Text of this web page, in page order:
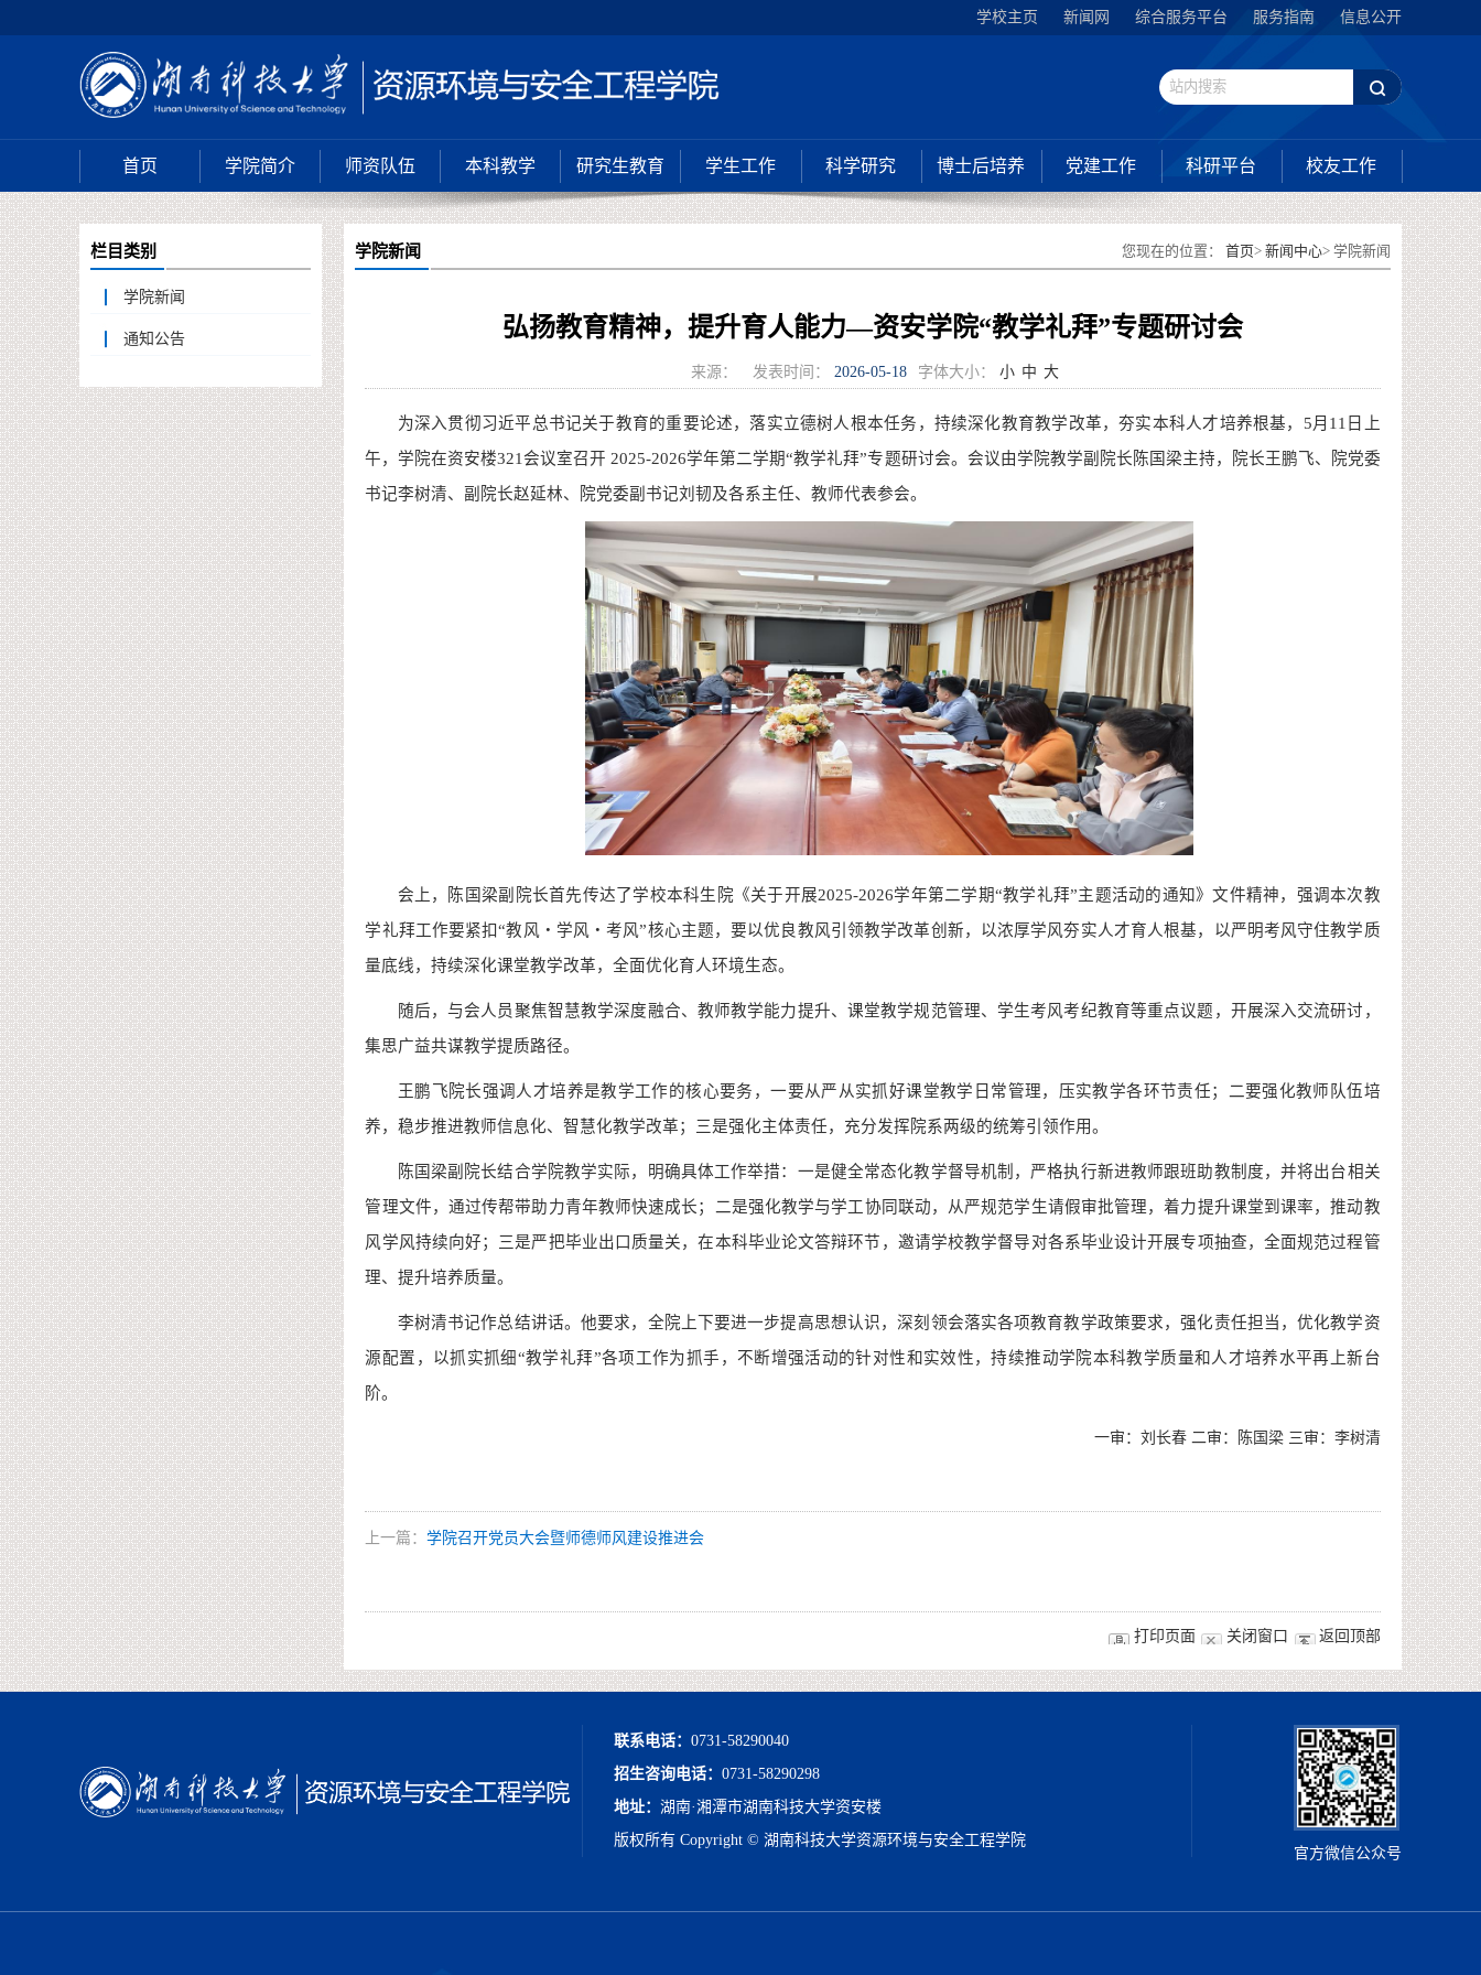
学校主页 新闻网 综合服务平台 服务指南 信息公开
首页 学院简介 师资队伍 本科教学 研究生教育 学生工作 科学研究 博士后培养 党建工作 科研平台 校友工作
栏目类别
学院新闻
通知公告
学院新闻 您现在的位置： 首页> 新闻中心> 学院新闻
弘扬教育精神，提升育人能力—资安学院“教学礼拜”专题研讨会
来源： 发表时间： 2026-05-18 字体大小： 小 中 大
为深入贯彻习近平总书记关于教育的重要论述，落实立德树人根本任务，持续深化教育教学改革，夯实本科人才培养根基， 5月11日上
午，学院在资安楼321会议室召开 2025-2026学年第二学期“教学礼拜”专题研讨会。 会议由学院教学副院长陈国梁主持，
院长王鹏飞、院党委
书记李树清、副院长赵延林、 院党委副书记刘韧及各系主任、教师代表参会。
会上，陈国梁副院长首先传达了学校本科生院《关于开展2025-2026学年第二学期“教学礼拜”主题活动的通知》文件精神，强调本次教
学礼拜工作要紧扣“教风・学风・考风”核心主题，要以优良教风引领教学改革创新，以浓厚学风夯实人才育人根基，以严明考风守住教学质
量底线，持续深化课堂教学改革，全面优化育人环境生态。
随后，与会人员聚焦智慧教学深度融合、教师教学能力提升、课堂教学规范管理、学生考风考纪教育等重点议题，开展深入交流研讨，
集思广益共谋教学提质路径。
王鹏飞院长强调人才培养是教学工作的核心要务，一要从严从实抓好课堂教学日常管理，压实教学各环节责任；二要强化教师队伍培
养，稳步推进教师信息化、智慧化教学改革； 三是强化主体责任，充分发挥院系两级的统筹引领作用。
陈国梁副院长结合学院教学实际，明确具体工作举措： 一是健全常态化教学督导机制，严格执行新进教师跟班助教制度，并将出台相关
管理文件，通过传帮带助力青年教师快速成长；
二是强化教学与学工协同联动，从严规范学生请假审批管理，着力提升课堂到课率，推动教
风学风持续向好；三是严把毕业出口质量关，在本科毕业论文答辩环节，邀请学校教学督导对各系毕业设计开展专项抽查，全面规范过程管
理、提升培养质量。
李树清书记作总结讲话。他要求，全院上下要进一步提高思想认识，深刻领会落实各项教育教学政策要求，强化责任担当，优化教学资
源配置，以抓实抓细“教学礼拜”各项工作为抓手，不断增强活动的针对性和实效性，持续推动学院本科教学质量和人才培养水平再上新台
阶。
一审：刘长春 二审：陈国梁 三审：李树清
上一篇：学院召开党员大会暨师德师风建设推进会
打印页面 关闭窗口 返回顶部
联系电话： 0731-58290040
招生咨询电话： 0731-58290298
地址： 湖南·湘潭市湖南科技大学资安楼
版权所有 Copyright © 湖南科技大学资源环境与安全工程学院
官方微信公众号